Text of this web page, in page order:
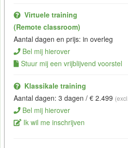
Virtuele training
(Remote classroom)
Aantal dagen en prijs: in overleg
Bel mij hierover
Stuur mij een vrijblijvend voorstel
Klassikale training
Aantal dagen: 3 dagen / € 2.499
Bel mij hierover
Ik wil me inschrijven